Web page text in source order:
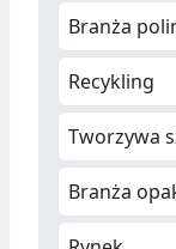
Branża
Recykling
Tworzywa
Branża